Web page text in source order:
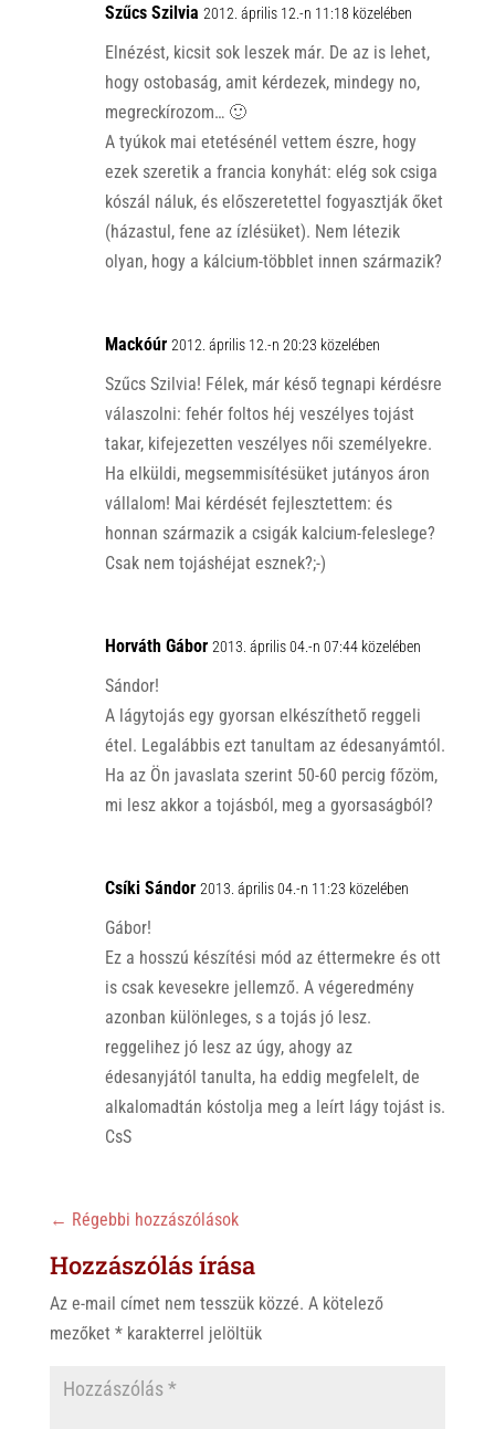
k
Szűcs Szilvia 2012. április 12.-n 11:18 közelében
Elnézést, kicsit sok leszek már. De az is lehet,
hogy ostobaság, amit kérdezek, mindegy no,
megreckírozom… 🙂
A tyúkok mai etetésénél vettem észre, hogy
ezek szeretik a francia konyhát: elég sok csiga
kószál náluk, és előszeretettel fogyasztják őket
(házastul, fene az ízlésüket). Nem létezik
olyan, hogy a kálcium-többlet innen származik?
Mackóúr 2012. április 12.-n 20:23 közelében
Szűcs Szilvia! Félek, már késő tegnapi kérdésre
válaszolni: fehér foltos héj veszélyes tojást
takar, kifejezetten veszélyes női személyekre.
Ha elküldi, megsemmisítésüket jutányos áron
vállalom! Mai kérdését fejlesztettem: és
honnan származik a csigák kalcium-feleslege?
Csak nem tojáshéjat esznek?;-)
Horváth Gábor 2013. április 04.-n 07:44 közelében
Sándor!
A lágytojás egy gyorsan elkészíthető reggeli
étel. Legalábbis ezt tanultam az édesanyámtól.
Ha az Ön javaslata szerint 50-60 percig főzöm,
mi lesz akkor a tojásból, meg a gyorsaságból?
Csíki Sándor 2013. április 04.-n 11:23 közelében
Gábor!
Ez a hosszú készítési mód az éttermekre és ott
is csak kevesekre jellemző. A végeredmény
azonban különleges, s a tojás jó lesz.
reggelihez jó lesz az úgy, ahogy az
édesanyjától tanulta, ha eddig megfelelt, de
alkalomadtán kóstolja meg a leírt lágy tojást is.
CsS
← Régebbi hozzászólások
Hozzászólás írása
Az e-mail címet nem tesszük közzé. A kötelező
mezőket *karakterrel jelöltük